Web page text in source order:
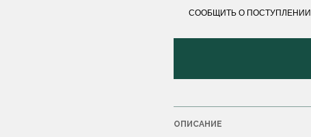
СООБЩИТЬ О ПОСТУПЛЕНИИ
ОПИСАНИЕ